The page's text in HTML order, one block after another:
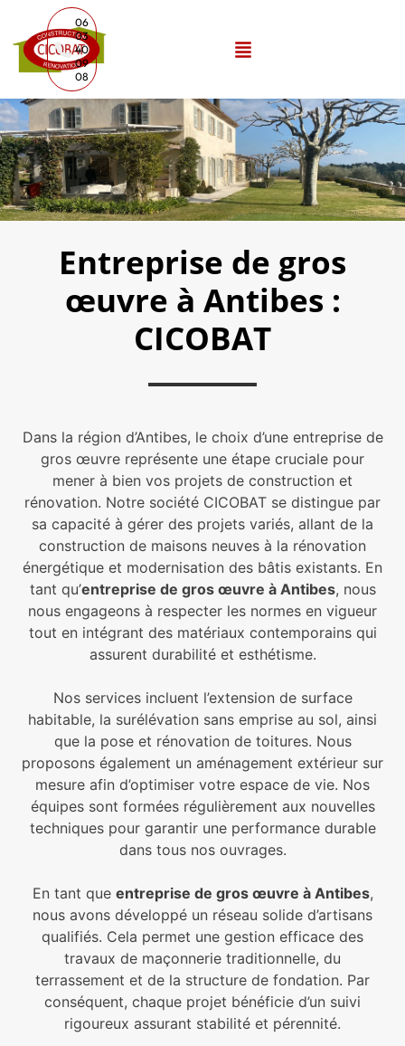
06
03
40
09
08
Entreprise de gros
œuvre à Antibes :
CICOBAT
Dans la région d’Antibes, le choix d’une entreprise de
gros œuvre représente une étape cruciale pour
mener à bien vos projets de construction et
rénovation. Notre société CICOBAT se distingue par
sa capacité à gérer des projets variés, allant de la
construction de maisons neuves à la rénovation
énergétique et modernisation des bâtis existants. En
tant qu’entreprise de gros œuvre à Antibes, nous
nous engageons à respecter les normes en vigueur
tout en intégrant des matériaux contemporains qui
assurent durabilité et esthétisme.
Nos services incluent l’extension de surface
habitable, la surélévation sans emprise au sol, ainsi
que la pose et rénovation de toitures. Nous
proposons également un aménagement extérieur sur
mesure afin d’optimiser votre espace de vie. Nos
équipes sont formées régulièrement aux nouvelles
techniques pour garantir une performance durable
dans tous nos ouvrages.
En tant que entreprise de gros œuvre à Antibes,
nous avons développé un réseau solide d’artisans
qualifiés. Cela permet une gestion efficace des
travaux de maçonnerie traditionnelle, du
terrassement et de la structure de fondation. Par
conséquent, chaque projet bénéficie d’un suivi
rigoureux assurant stabilité et pérennité.